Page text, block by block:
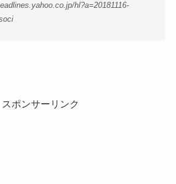
hl?a=20181116-
スポンサーリンク